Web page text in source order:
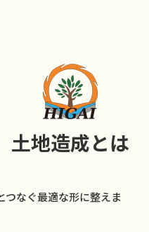
土地造成とは
なぐ最適な形に整えま